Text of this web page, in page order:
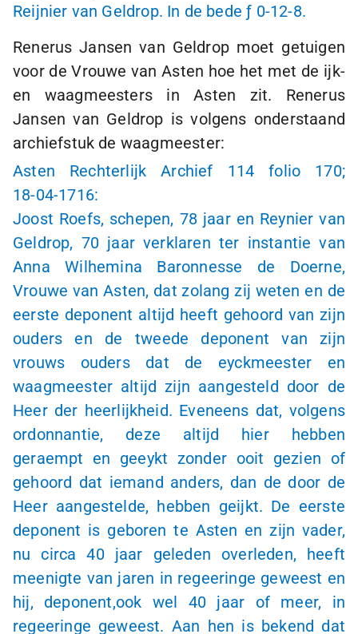
Reijnier van Geldrop. In de bedeƒ 0-12-8.
Renerus Jansen van Geldrop moet getuigen
voor de Vrouwe van Asten hoe het met de ijk-
en waagmeesters in Asten zit. Renerus
Jansen van Geldrop is volgens onderstaand
archiefstuk de waagmeester:
Asten Rechterlijk Archief 114 folio 170;
18-04-1716:
Joost Roefs, schepen, 78 jaar en Reynier van
Geldrop, 70 jaar verklaren ter instantie van
Anna Wilhemina Baronnesse de Doerne,
Vrouwe van Asten, dat zolang zij weten en de
eerste deponent altijd heeft gehoord van zijn
ouders en de tweede deponent van zijn
vrouws ouders dat de eyckmeester en
waagmeester altijd zijn aangesteld door de
Heer der heerlijkheid. Eveneens dat, volgens
ordonnantie, deze altijd hier hebben
geraempt en geeykt zonder ooit gezien of
gehoord dat iemand anders, dan de door de
Heer aangestelde, hebben geijkt. De eerste
deponent is geboren te Asten en zijn vader,
nu circa 40 jaar geleden overleden, heeft
meenigte van jaren in regeeringe geweest en
hij, deponent,ook wel 40 jaar of meer, in
regeeringe geweest. Aan hen is bekend dat